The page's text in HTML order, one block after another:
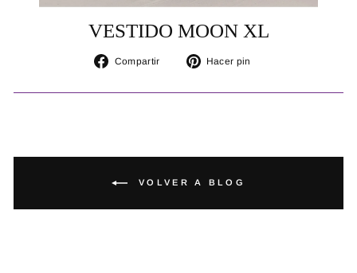
VESTIDO MOON XL
Compartir
CompartirHacer pin
VOLVER A BLOG